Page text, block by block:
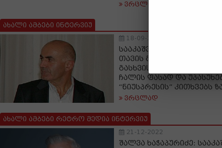
ვრცლად
ახალი ამბები ინტერვიუ
18-09-2023
სააკაშვილის
თავის გამართლების
გასხვისდა მილიონებად
ჩალის ფასად და
“ნიუსპრესის” კითხვებს
ვრცლად
ახალი ამბები რეტრო მედია ინტერვიუ
21-12-2022
შალვა ხაჭაპურიძე: